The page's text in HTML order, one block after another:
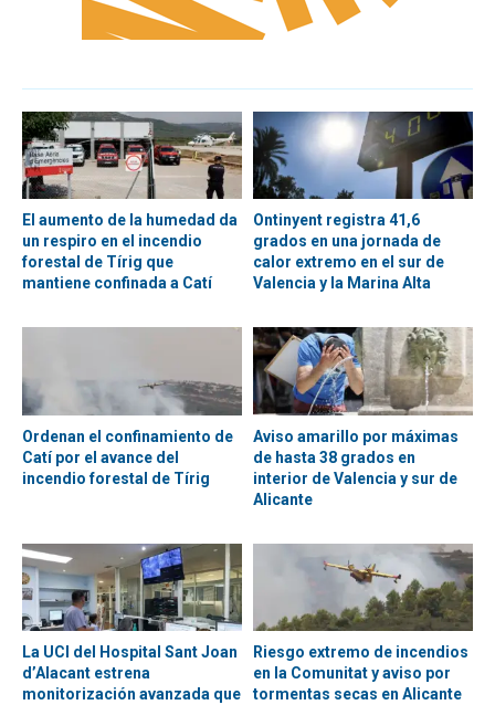
El aumento de la humedad da
un respiro en el incendio
forestal de Tírig que
mantiene confinada a Catí
Ontinyent registra 41,6
grados en una jornada de
calor extremo en el sur de
Valencia y la Marina Alta
Ordenan el confinamiento de
Catí por el avance del
incendio forestal de Tírig
Aviso amarillo por máximas
de hasta 38 grados en
interior de Valencia y sur de
Alicante
La UCI del Hospital Sant Joan
d’Alacant estrena
monitorización avanzada que
Riesgo extremo de incendios
en la Comunitat y aviso por
tormentas secas en Alicante